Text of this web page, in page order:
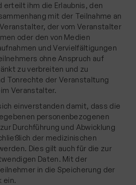
erteilt ihm die Erlaubnis, den
mit der Teilnahme an
der vom Veranstalter
oder den von Medien
und Vervielfältigungen
ohne Anspruch auf
zu verbreiten und zu
Tonrechte der Veranstaltung
Veranstalter.
einverstanden damit, dass die
personenbezogenen
Durchführung und Abwicklung
der medizinischen
Dies gilt auch für die zur
Daten. Mit der
in die Speicherung der
ein.